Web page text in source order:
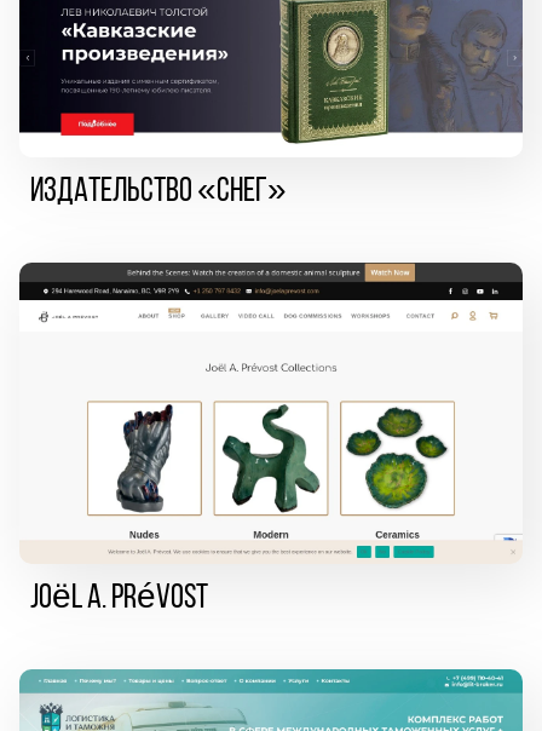
Издательство «СНЕГ»
Joël A. Prévost